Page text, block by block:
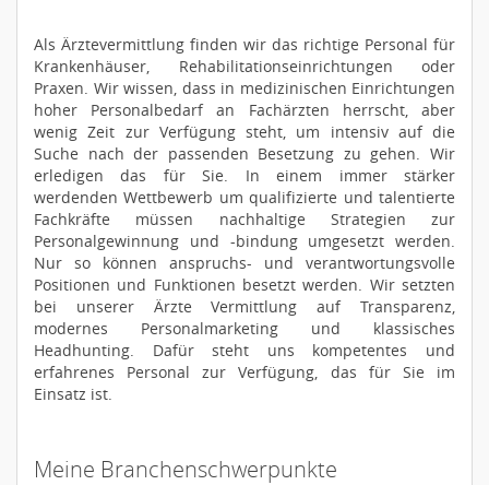
Als Ärztevermittlung finden wir das richtige Personal für
Krankenhäuser, Rehabilitationseinrichtungen oder
Praxen. Wir wissen, dass in medizinischen Einrichtungen
hoher Personalbedarf an Fachärzten herrscht, aber
wenig Zeit zur Verfügung steht, um intensiv auf die
Suche nach der passenden Besetzung zu gehen. Wir
erledigen das für Sie. In einem immer stärker
werdenden Wettbewerb um qualifizierte und talentierte
Fachkräfte müssen nachhaltige Strategien zur
Personalgewinnung und -bindung umgesetzt werden.
Nur so können anspruchs- und verantwortungsvolle
Positionen und Funktionen besetzt werden. Wir setzten
bei unserer Ärzte Vermittlung auf Transparenz,
modernes Personalmarketing und klassisches
Headhunting. Dafür steht uns kompetentes und
erfahrenes Personal zur Verfügung, das für Sie im
Einsatz ist.
Meine Branchenschwerpunkte